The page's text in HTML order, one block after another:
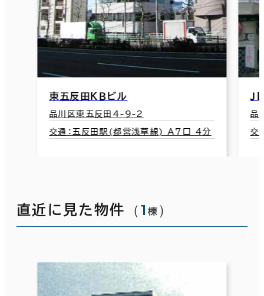
東五反田ＫＢビル
品川区東五反田4-9-2
交通：五反田駅(都営浅草線) A7口 4分
Ｊ
品
交
直近に見た物件 （1 棟 ）